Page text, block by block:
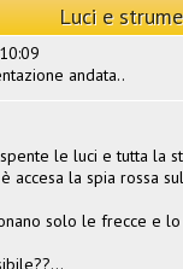
Luci e
andata..
le luci e tutta la
accesa la spia rossa
solo le frecce e